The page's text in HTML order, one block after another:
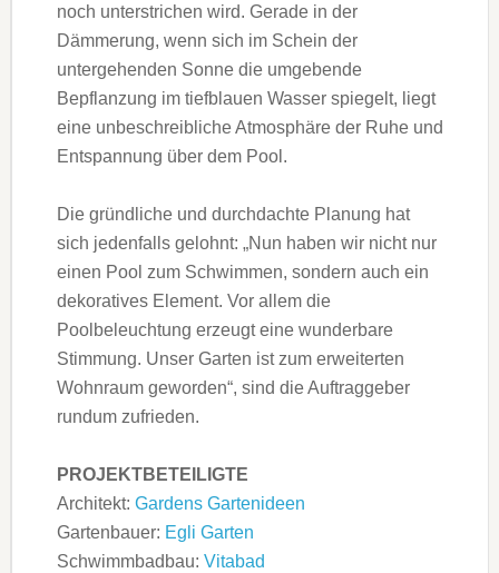
noch unterstrichen wird. Gerade in der
Dämmerung, wenn sich im Schein der
untergehenden Sonne die umgebende
Bepflanzung im tiefblauen Wasser spiegelt, liegt
eine unbeschreibliche Atmosphäre der Ruhe und
Entspannung über dem Pool.
Die gründliche und durchdachte Planung hat
sich jedenfalls gelohnt: „Nun haben wir nicht nur
einen Pool zum Schwimmen, sondern auch ein
dekoratives Element. Vor allem die
Poolbeleuchtung erzeugt eine wunderbare
Stimmung. Unser Garten ist zum erweiterten
Wohnraum geworden“, sind die Auftraggeber
rundum zufrieden.
PROJEKTBETEILIGTE
Architekt: Gardens Gartenideen
Gartenbauer: Egli Garten
Schwimmbadbau: Vitabad